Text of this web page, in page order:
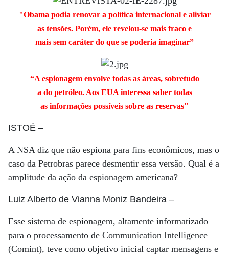
"Obama podia renovar a política internacional e aliviar
as tensões. Porém, ele revelou-se mais fraco e
mais sem caráter do que se poderia imaginar”
“A espionagem envolve todas as áreas, sobretudo
a do petróleo. Aos EUA interessa saber todas
as informações possíveis sobre as reservas"
ISTOÉ –
A NSA diz que não espiona para fins econômicos, mas o
caso da Petrobras parece desmentir essa versão. Qual é a
amplitude da ação da espionagem americana?
Luiz Alberto de Vianna Moniz Bandeira –
Esse sistema de espionagem, altamente informatizado
para o processamento de Communication Intelligence
(Comint), teve como objetivo inicial captar mensagens e